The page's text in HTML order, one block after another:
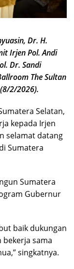
Dr. H.
Irjen Pol. Andi
Dr. Sandi
The Sultan
2/2026).
Selatan,
kepada Irjen
selamat datang
Sumatera
Sumatera
Gubernur
baik dukungan
bekerja sama
singkatnya.